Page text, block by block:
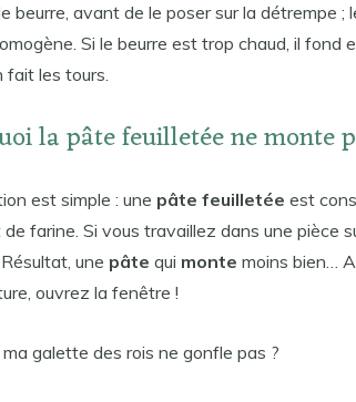
beurre, avant de le poser sur la détrempe ;
Si le beurre est trop chaud, il fond
fait les tours.
la pâte feuilletée ne monte
est simple : une pâte feuilletée est
farine. Si vous travaillez dans une pièce
une pâte qui monte moins bien…
ouvrez la fenêtre !
ma galette des rois ne gonfle pas ?